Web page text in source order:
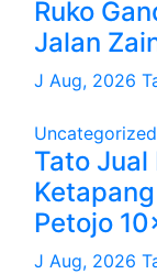
Ruko
Jalan
J Aug, 2026
Uncategorized
Tato Jual
Petojo
J Aug, 2026